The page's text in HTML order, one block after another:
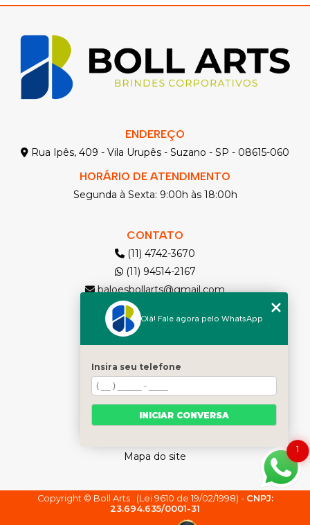
ENDEREÇO
Rua Ipês, 409 - Vila Urupês - Suzano - SP - 08615-060
HORÁRIO DE ATENDIMENTO
Segunda à Sexta: 9:00h às 18:00h
CONTATO
(11) 4742-3670
(11) 94514-2167
baloesbollarts@gmail.com
MENU
Solicite seu Orçamento
Home
Quem somos
Produtos
Contato
Mapa do site
Copyright © Boll Arts . (Lei 9610 de 19/02/1998) - CNPJ:
23.694.635/0001-31
1
Olá! Fale agora pelo WhatsApp
Insira seu telefone
INICIAR CONVERSA